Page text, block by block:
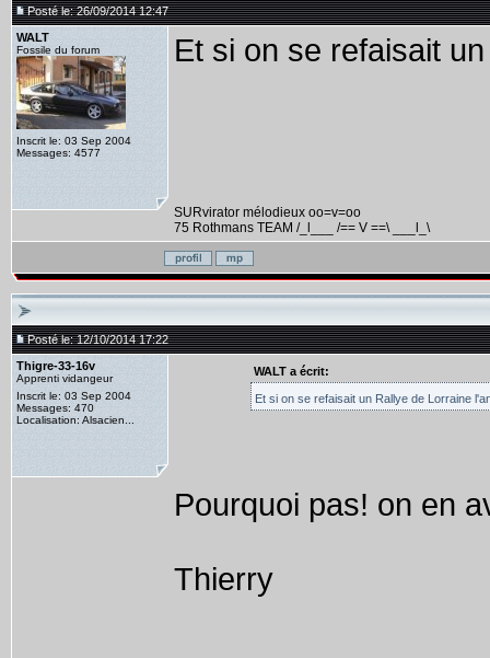
Posté le: 26/09/2014 12:47
WALT
Fossile du forum
Inscrit le: 03 Sep 2004
Messages: 4577
Et si on se refaisait
SURvirator mélodieux oo=v=oo
75 Rothmans TEAM /_l___ /== V ==\ ___l_\
Posté le: 12/10/2014 17:22
Thigre-33-16v
Apprenti vidangeur
Inscrit le: 03 Sep 2004
Messages: 470
Localisation: Alsacien...
WALT a écrit:
Et si on se refaisait un Rallye de Lorraine
Pourquoi pas! on en
Thierry